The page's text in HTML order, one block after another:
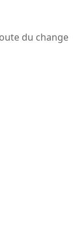
du change